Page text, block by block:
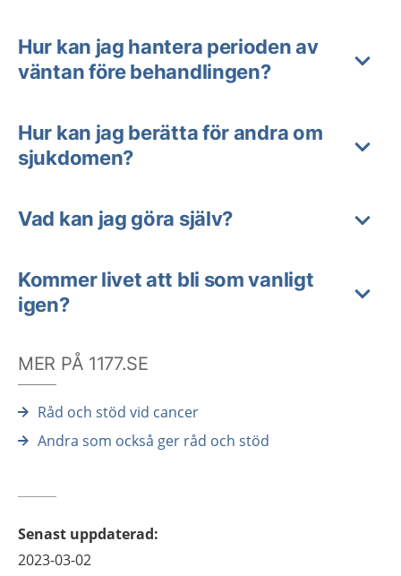
Hur kan jag hantera perioden av
väntan före behandlingen?
Hur kan jag berätta för andra om
sjukdomen?
Vad kan jag göra själv?
Kommer livet att bli som vanligt
igen?
MER PÅ 1177.SE
Råd och stöd vid cancer
Andra som också ger råd och stöd
Senast uppdaterad:
2023-03-02